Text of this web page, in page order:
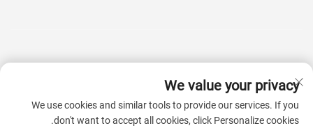
اشترك
We value your privacy
We use cookies and similar tools to provide our services. If you
don't want to accept all cookies, click Personalize cookies.